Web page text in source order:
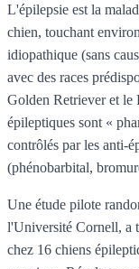
L'épilepsie est la
chien, touchant
idiopathique (sans
avec des races
Golden Retriever et le
épileptiques sont «
contrôlés par les anti-
(phénobarbital,
Une étude pilote
l'Université Cornell, a
chez 16 chiens